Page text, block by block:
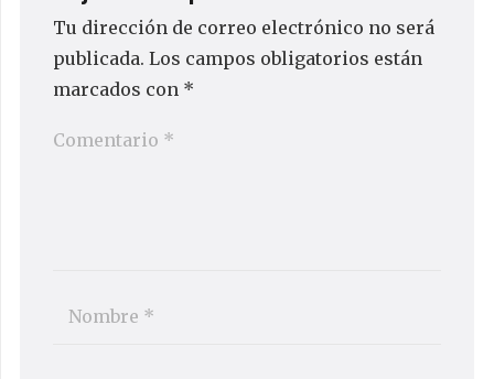
Tu dirección de correo electrónico no será
publicada. Los campos obligatorios están
marcados con *